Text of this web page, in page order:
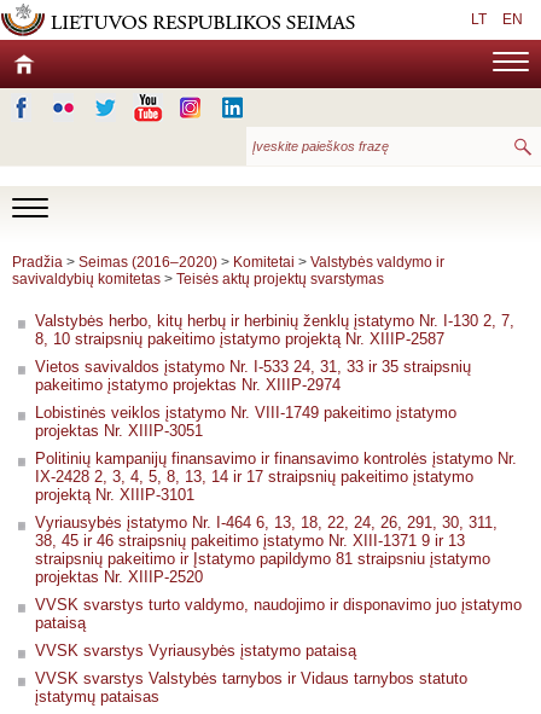
LT EN
Pradžia > Seimas (2016–2020) > Komitetai > Valstybės valdymo ir
savivaldybių komitetas > Teisės aktų projektų svarstymas
Valstybės herbo, kitų herbų ir herbinių ženklų įstatymo Nr. I-130 2, 7,
8, 10 straipsnių pakeitimo įstatymo projektą Nr. XIIIP-2587
Vietos savivaldos įstatymo Nr. I-533 24, 31, 33 ir 35 straipsnių
pakeitimo įstatymo projektas Nr. XIIIP-2974
Lobistinės veiklos įstatymo Nr. VIII-1749 pakeitimo įstatymo
projektas Nr. XIIIP-3051
Politinių kampanijų finansavimo ir finansavimo kontrolės įstatymo Nr.
IX-2428 2, 3, 4, 5, 8, 13, 14 ir 17 straipsnių pakeitimo įstatymo
projektą Nr. XIIIP-3101
Vyriausybės įstatymo Nr. I-464 6, 13, 18, 22, 24, 26, 291, 30, 311,
38, 45 ir 46 straipsnių pakeitimo įstatymo Nr. XIII-1371 9 ir 13
straipsnių pakeitimo ir Įstatymo papildymo 81 straipsniu įstatymo
projektas Nr. XIIIP-2520
VVSK svarstys turto valdymo, naudojimo ir disponavimo juo įstatymo
pataisą
VVSK svarstys Vyriausybės įstatymo pataisą
VVSK svarstys Valstybės tarnybos ir Vidaus tarnybos statuto
įstatymų pataisas